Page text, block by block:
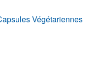
Végétariennes